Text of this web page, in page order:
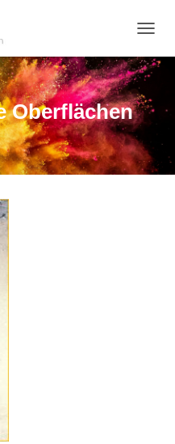
A
V
G
A
I
O
Oberflächen